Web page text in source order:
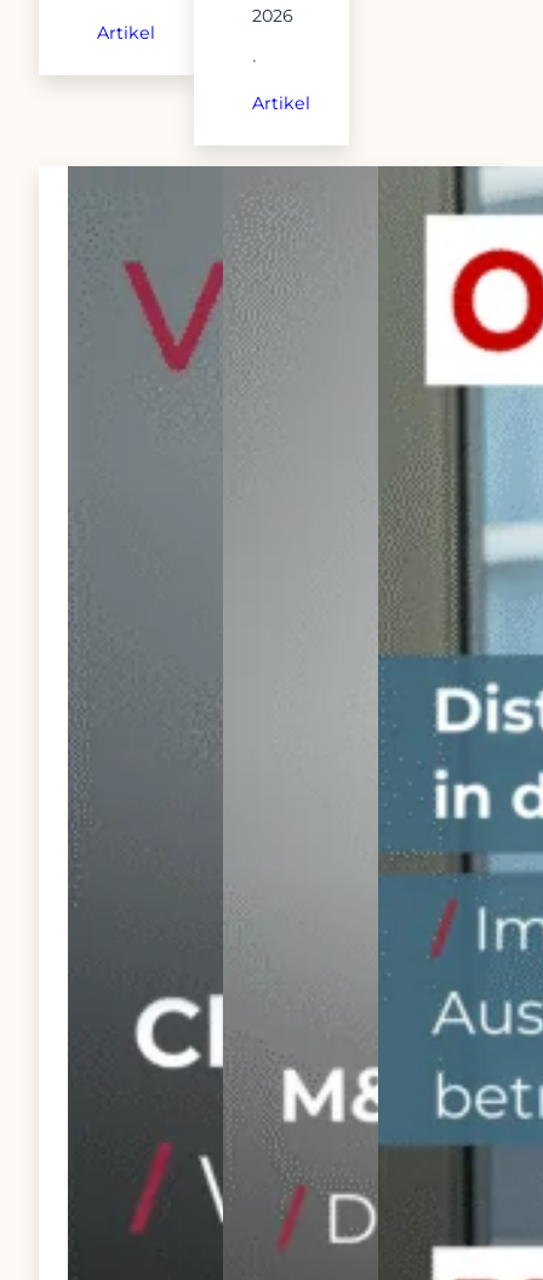
Artikel
2026
·
Artikel